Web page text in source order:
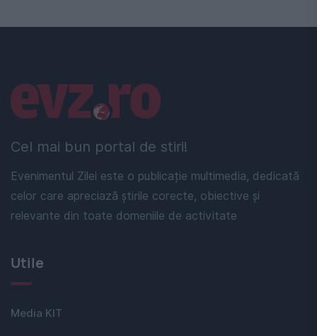
Cel mai bun portal de stiri!
Evenimentul Zilei este o publicație multimedia, dedicată
celor care apreciază știrile corecte, obiective și
relevante din toate domeniile de activitate
Linkuri utile
Utile
Media KIT